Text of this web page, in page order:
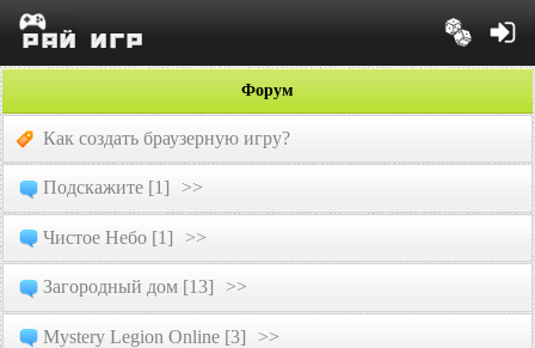
Форум
Как создать браузерную игру?
Подскажите [1] >>
Чистое Небо [1] >>
Загородный дом [13] >>
Mystery Legion Online [3] >>